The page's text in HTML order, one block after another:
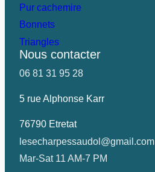
Pur cachemire
Bonnets
Triangles
Nous contacter
06 81 31 95 28
5 rue Alphonse Karr
76790 Etretat
lesecharpessaudol@gmail.com
Mar-Sat 11 AM-7 PM